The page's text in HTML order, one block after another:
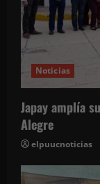
Noticias
Japay amplía
Alegre
elpuucnoticias